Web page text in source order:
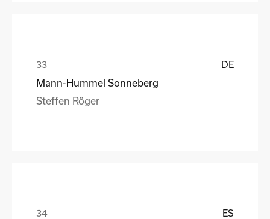
DE
Mann-Hummel Sonneberg
Steffen Röger
ES